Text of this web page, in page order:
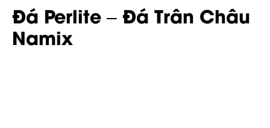
Đá Perlite – Đá Trân Châu
Namix